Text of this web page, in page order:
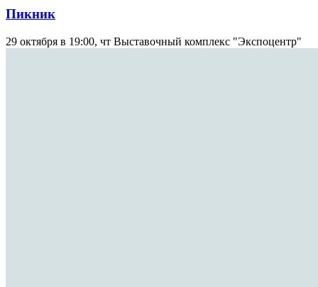
Пикник
29 октября в 19:00, чт Выставочный комплекс "Экспоцентр"